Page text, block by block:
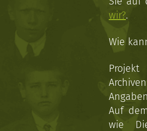
wir?.
Wie
Auf
wie